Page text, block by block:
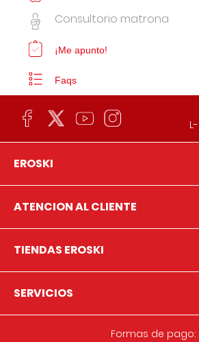
Consultorio matrona
¡Me apunto!
Faqs
EROSKI
ATENCION AL CLIENTE
TIENDAS EROSKI
SERVICIOS
Formas de pago: